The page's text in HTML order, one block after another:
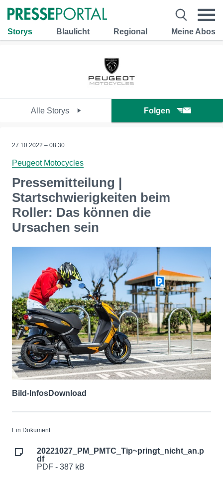
Storys Blaulicht Regional Meine Abos
Alle Storys Folgen
27.10.2022 – 08:30
Peugeot Motocycles
Pressemitteilung |
Startschwierigkeiten beim
Roller: Das können die
Ursachen sein
Bild-InfosDownload
Ein Dokument
20221027_PM_PMTC_Tip~pringt_nicht_an.p
df
PDF - 387 kB